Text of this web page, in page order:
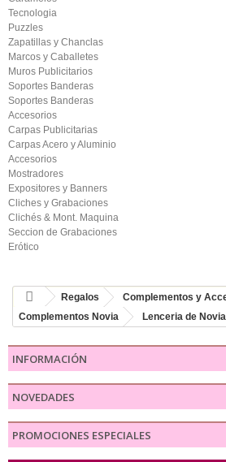
Tecnologia
Puzzles
Zapatillas y Chanclas
Marcos y Caballetes
Muros Publicitarios
Soportes Banderas
Soportes Banderas
Accesorios
Carpas Publicitarias
Carpas Acero y Aluminio
Accesorios
Mostradores
Expositores y Banners
Cliches y Grabaciones
Clichés & Mont. Maquina
Seccion de Grabaciones
Erótico
Regalos
Complementos y
Complementos Novia
Lenceria de Novia
INFORMACIÓN
NOVEDADES
PROMOCIONES ESPECIALES